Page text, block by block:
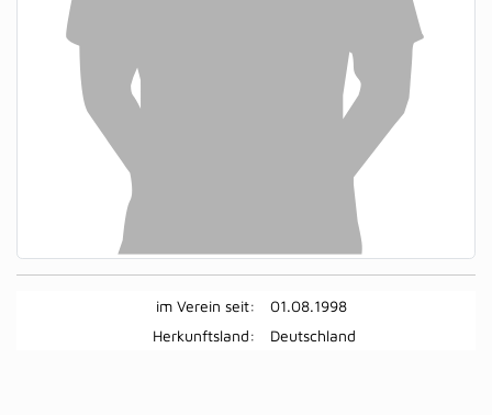
im Verein seit:
01.08.1998
Herkunftsland:
Deutschland